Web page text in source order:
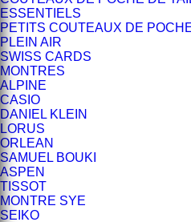
ESSENTIELS
PETITS COUTEAUX DE
PLEIN AIR
SWISS CARDS
MONTRES
ALPINE
CASIO
DANIEL KLEIN
LORUS
ORLEAN
SAMUEL BOUKI
ASPEN
TISSOT
MONTRE SYE
SEIKO